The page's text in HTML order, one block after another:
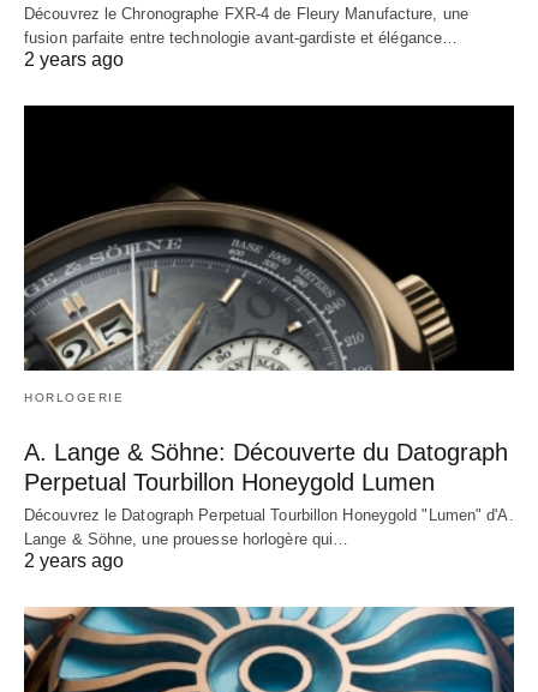
Découvrez le Chronographe FXR-4 de Fleury Manufacture, une
fusion parfaite entre technologie avant-gardiste et élégance…
2 years ago
HORLOGERIE
A. Lange & Söhne: Découverte du Datograph
Perpetual Tourbillon Honeygold Lumen
Découvrez le Datograph Perpetual Tourbillon Honeygold "Lumen" d'A.
Lange & Söhne, une prouesse horlogère qui…
2 years ago